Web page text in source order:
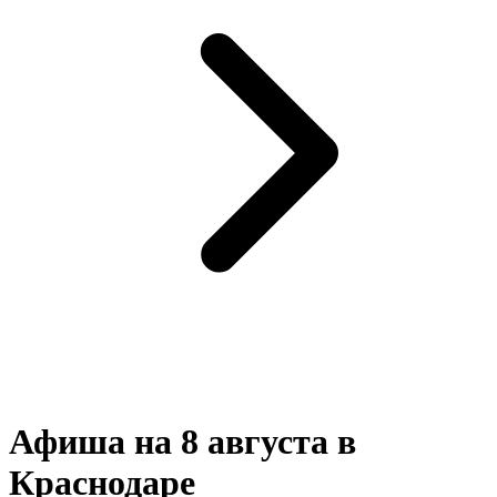
Афиша на 8 августа в
Краснодаре